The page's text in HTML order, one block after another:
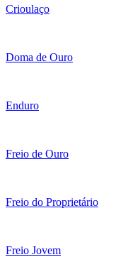
Crioulaço
Doma de Ouro
Enduro
Freio de Ouro
Freio do Proprietário
Freio Jovem